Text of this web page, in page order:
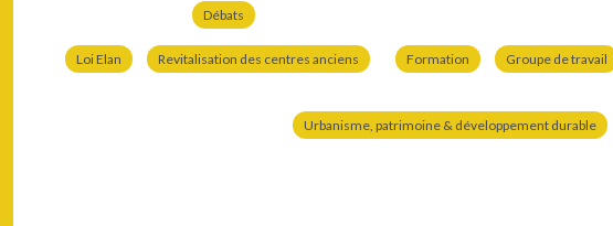
Débats
Loi Elan Revitalisation des centres anciens Formation Groupe de travail
Urbanisme, patrimoine & développement durable